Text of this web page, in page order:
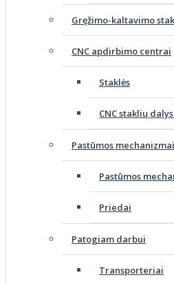
Gręžimo-kaltavimo
CNC apdirbimo centrai
Staklės
CNC staklių
Pastūmos mechanizmai
Pastūmos
Priedai
Patogiam darbui
Transporteriai